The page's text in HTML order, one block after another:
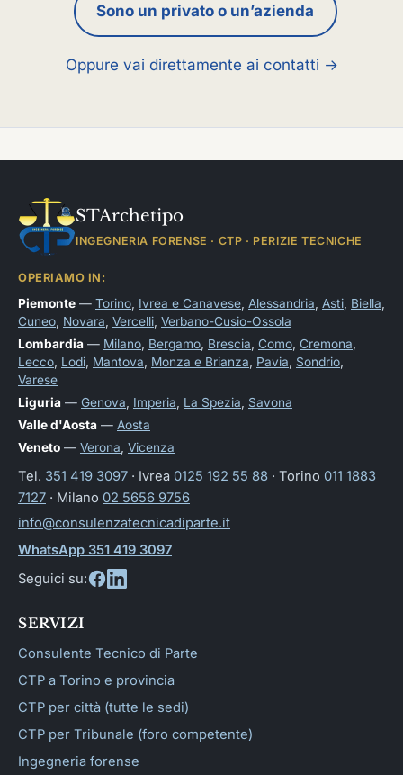
Sono un privato o un’azienda
Oppure vai direttamente ai contatti →
STArchetipo
INGEGNERIA FORENSE · CTP · PERIZIE TECNICHE
OPERIAMO IN:
Piemonte — Torino Ivrea e Canavese Alessandria Asti Biella
Cuneo Novara Vercelli Verbano-Cusio-Ossola
Lombardia — Milano Bergamo Brescia Como Cremona
Lecco Lodi Mantova Monza e Brianza Pavia Sondrio
Varese
Liguria — Genova Imperia La Spezia
Savona
Valle d'Aosta — Aosta
Veneto — Verona Vicenza
Tel. 351 419 3097 · Ivrea 0125 192 55 88 · Torino 011 1883
7127 · Milano 02 5656 9756
info@consulenzatecnicadiparte.it
WhatsApp 351 419 3097
Seguici su:
SERVIZI
Consulente Tecnico di Parte
CTP a Torino e provincia
CTP per città (tutte le sedi)
CTP per Tribunale (foro competente)
Ingegneria forense